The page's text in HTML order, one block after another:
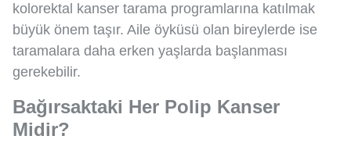
kolorektal kanser tarama programlarına katılmak
büyük önem taşır. Aile öyküsü olan bireylerde ise
taramalara daha erken yaşlarda başlanması
gerekebilir.
Bağırsaktaki Her Polip Kanser
Midir?